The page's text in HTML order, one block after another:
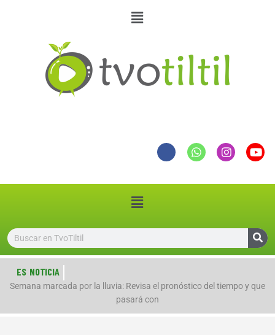
ES NOTICIA
Semana marcada por la lluvia: Revisa el pronóstico del tiempo y que
pasará con